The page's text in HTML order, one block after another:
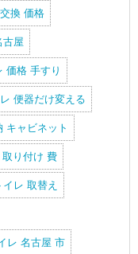
換 価格
古屋
価格 手すり
レ 便器だけ変える
キャビネット
取り付け 費
イレ 取替え
レ 名古屋 市